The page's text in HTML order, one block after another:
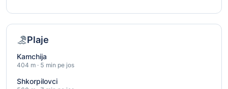
Plaje
Kamchija
404 m · 5 min pe jos
Shkorpilovci